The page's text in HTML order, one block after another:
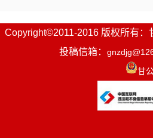
Copyright©2011-2016 版权所有：
投稿信箱：
甘